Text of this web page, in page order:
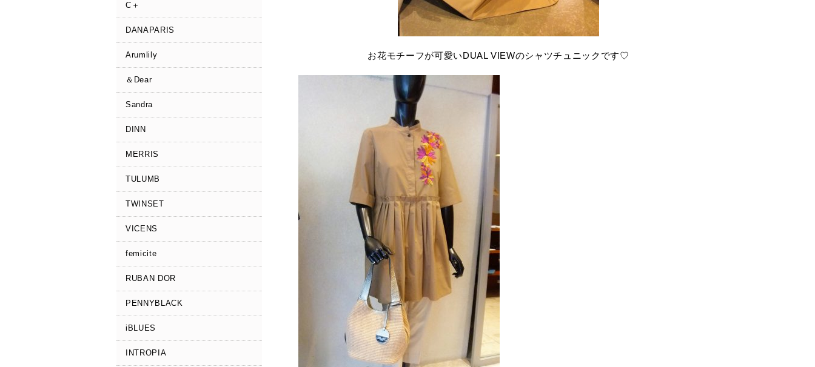
C＋
DANAPARIS
Arumlily
＆Dear
Sandra
DINN
MERRIS
TULUMB
TWINSET
VICENS
femicite
RUBAN DOR
PENNYBLACK
iBLUES
INTROPIA
お花モチーフが可愛いDUAL VIEWのシャツチュニックです♡